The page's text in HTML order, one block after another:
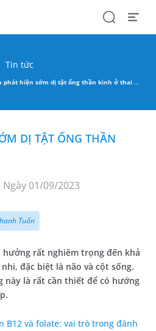
SearchOpen
Tin tức
phát hiện sớm dị tật ống thần kinh ở thai nhi
DỊ TẬT ỐNG THẦN
Ngày 01/09/2023
Tuấn
rất nghiêm trọng đến khả
đặc biệt là não và cột sống.
này là rất cần thiết để có hướng
B12 và folate: vai trò trong đánh